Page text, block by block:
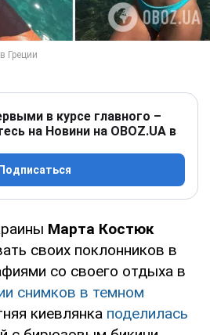
в курсе главного –
на Новини на OBOZ.UA в
Подписаться
Марта Костюк
своих поклонников в
со своего отдыха в
снимков в темном
киевлянка поделилась